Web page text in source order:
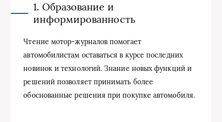
1. Образование и
информированность
Чтение мотор-журналов помогает
автомобилистам оставаться в курсе последних
новинок и технологий. Знание новых функций и
решений позволяет принимать более
обоснованные решения при покупке автомобиля.